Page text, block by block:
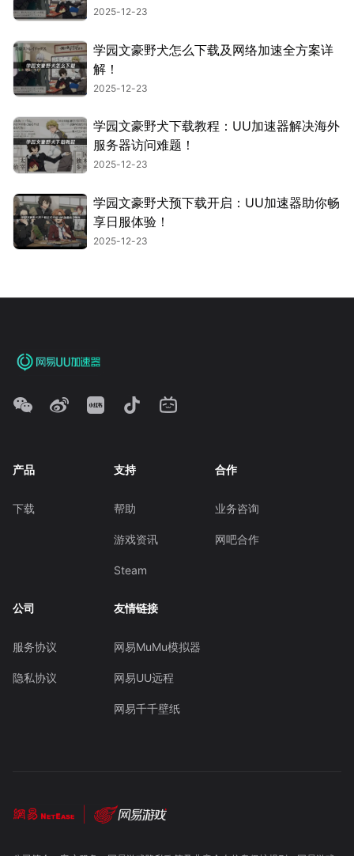
2025-12-23
学园文豪野犬怎么下载及网络加速全方案详
解！
2025-12-23
学园文豪野犬下载教程：UU加速器解决海外
服务器访问难题！
2025-12-23
学园文豪野犬预下载开启：UU加速器助你畅
享日服体验！
2025-12-23
产品
下载
支持
帮助
游戏资讯
Steam
合作
业务咨询
网吧合作
公司
服务协议
隐私协议
友情链接
网易MuMu模拟器
网易UU远程
网易千千壁纸